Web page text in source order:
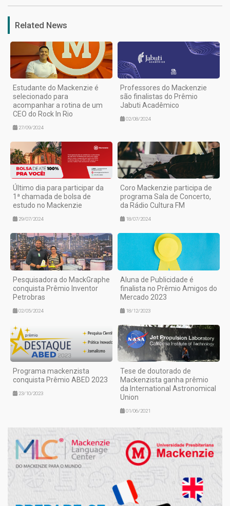
Related News
Estudante do Mackenzie é
selecionado para
acompanhar a rotina de um
CEO do Rock In Rio
27/09/2024
Professores do Mackenzie
são finalistas do Prêmio
Jabuti Acadêmico
02/08/2024
Último dia para participar da
1ª chamada de bolsa de
estudo no Mackenzie
29/07/2024
Coro Mackenzie participa de
programa Sala de Concerto,
da Rádio Cultura FM
18/07/2024
Pesquisadora do MackGraphe
conquista Prêmio Inventor
Petrobras
02/05/2024
Aluna de Publicidade é
finalista no Prêmio Amigos do
Mercado 2023
18/12/2023
Programa mackenzista
conquista Prêmio ABED 2023
23/10/2023
Tese de doutorado de
Mackenzista ganha prêmio
da International Astronomical
Union
01/06/2021